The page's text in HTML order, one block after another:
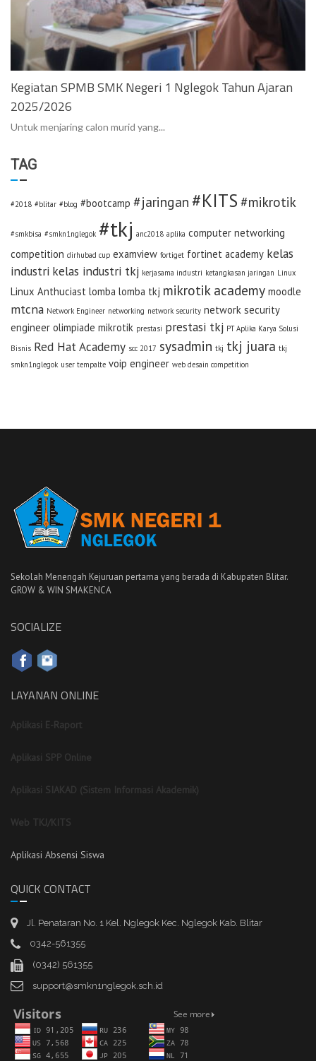
Kegiatan SPMB SMK Negeri 1 Nglegok Tahun Ajaran
2025/2026
Untuk menjaring calon murid yang...
TAG
#2018 #blitar #blog #bootcamp #jaringan #KITS #mikrotik
#smkbisa #smkn1nglegok #tkj anc2018 aplika computer networking
competition dirhubad cup examview fortiget fortinet academy kelas
industri kelas industri tkj kerjasama industri ketangkasan jaringan Linux
Linux Anthuciast lomba lomba tkj mikrotik academy moodle
mtcna Network Engineer networking network security network security
engineer olimpiade mikrotik prestasi prestasi tkj PT Aplika Karya Solusi
Bisnis Red Hat Academy scc 2017 sysadmin tkj tkj juara tkj
smkn1nglegok user tempalte voip engineer web desain competition
Sekolah Menengah Kejuruan pertama yang berada di Kabupaten Blitar.
GROW & WIN SMAKENCA
SOCIALIZE
LAYANAN ONLINE
Aplikasi E-Raport
Aplikasi SPP Online
Aplikasi SIAKAD (Sistem Informasi Akademik)
Web TKJ/KITS
Aplikasi Absensi Siswa
QUICK CONTACT
Jl. Penataran No. 1 Kel. Nglegok Kec. Nglegok Kab. Blitar
0342-561355
(0342) 561355
support@smkn1nglegok.sch.id